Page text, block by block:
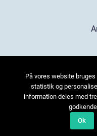
På vores website
statistik og
information deles med
Ok